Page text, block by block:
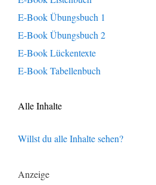
E-Book Übungsbuch 1
E-Book Übungsbuch 2
E-Book Lückentexte
E-Book Tabellenbuch
Alle Inhalte
Willst du alle Inhalte sehen?
Anzeige